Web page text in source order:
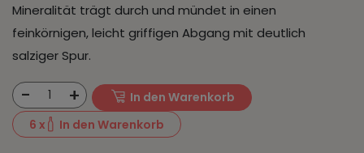
Mineralität trägt durch und mündet in einen
feinkörnigen, leicht griffigen Abgang mit deutlich
salziger Spur.
- 1 +
In den Warenkorb
6 x In den Warenkorb